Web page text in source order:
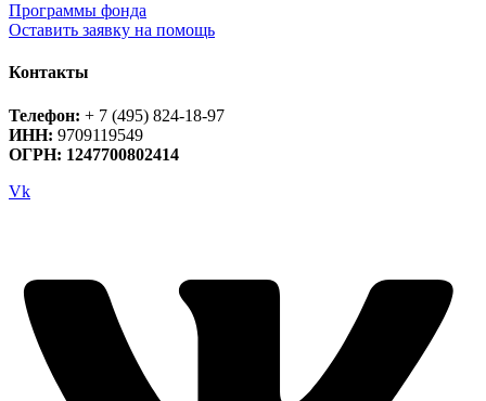
Программы фонда
Оставить заявку на помощь
Контакты
Телефон: + 7 (495) 824-18-97
ИНН: 9709119549
ОГРН: 1247700802414
Vk